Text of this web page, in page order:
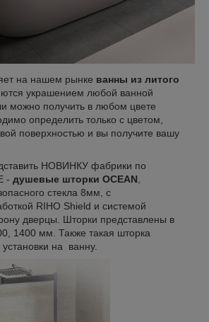
на нашем рынке ванны из литого
украшением любой ванной
можно получить в любом цвете
определить только с цветом,
поверхностью и вы получите вашу
НОВИНКУ фабрики по
- душевые шторки OCEAN,
стекла 8мм, с
RIHO Shield и системой
дверцы. Шторки представлены в
1400 мм. Также такая шторка
на ванну.